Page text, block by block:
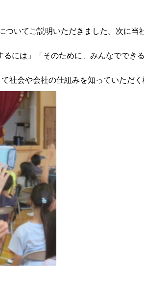
いてご説明いただきました。次に当
には」「そのために、みんなででき
社会や会社の仕組みを知っていただく